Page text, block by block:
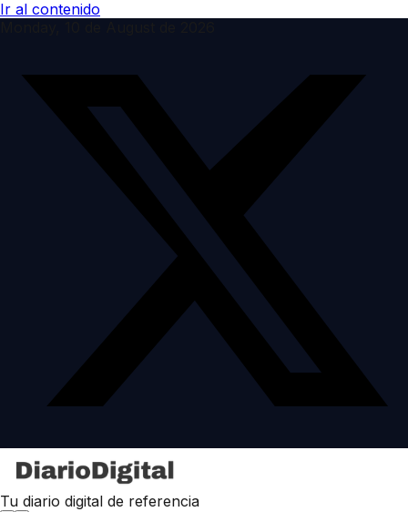
Ir al contenido
Tu diario digital de referencia